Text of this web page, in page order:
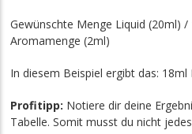
Gewünschte Menge Liquid (20ml)
Aromamenge (2ml)
In diesem Beispiel ergibt das:
Profitipp: Notiere dir deine
Tabelle. Somit musst du nicht